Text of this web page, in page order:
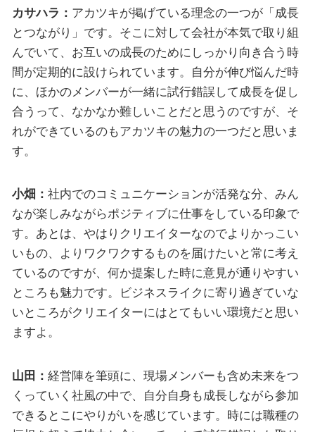
カサハラ： アカツキが掲げている理念の一つが「成長
とつながり」です。そこに対して会社が本気で取り組
んでいて、お互いの成長のためにしっかり向き合う時
間が定期的に設けられています。自分が伸び悩んだ時
に、ほかのメンバーが一緒に試行錯誤して成長を促し
合うって、なかなか難しいことだと思うのですが、そ
れができているのもアカツキの魅力の一つだと思いま
す。
小畑： 社内でのコミュニケーションが活発な分、みん
なが楽しみながらポジティブに仕事をしている印象で
す。あとは、やはりクリエイターなのでよりかっこい
いもの、よりワクワクするものを届けたいと常に考え
ているのですが、何か提案した時に意見が通りやすい
ところも魅力です。ビジネスライクに寄り過ぎていな
いところがクリエイターにはとてもいい環境だと思い
ますよ。
山田： 経営陣を筆頭に、現場メンバーも含め未来をつ
くっていく社風の中で、自分自身も成長しながら参加
できるとこにやりがいを感じています。時には職種の